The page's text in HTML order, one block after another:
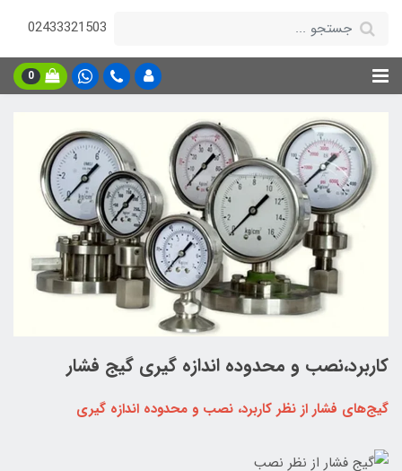
02433321503
0
کاربرد،نصب و محدوده اندازه گیری گیج فشار
گیج‌های فشار از نظر کاربرد، نصب و محدوده اندازه گیری